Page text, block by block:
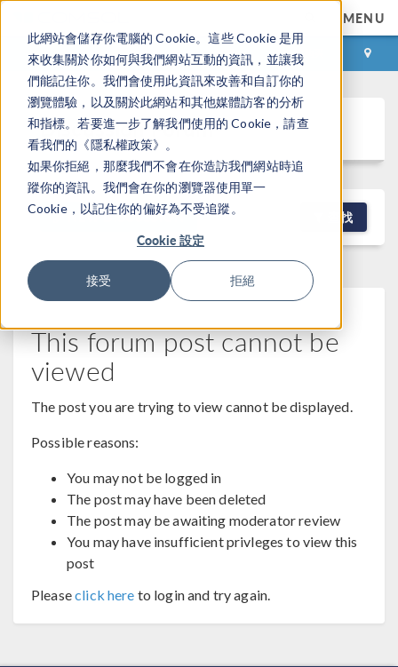
此網站會儲存你電腦的 Cookie。這些 Cookie 是用
來收集關於你如何與我們網站互動的資訊，並讓我
們能記住你。我們會使用此資訊來改善和自訂你的
瀏覽體驗，以及關於此網站和其他媒體訪客的分析
和指標。若要進一步了解我們使用的 Cookie，請查
看我們的《隱私權政策》。
如果你拒絕，那麼我們不會在你造訪我們網站時追
蹤你的資訊。我們會在你的瀏覽器使用單一
Cookie，以記住你的偏好為不受追蹤。
Cookie 設定
接受 拒絕
MENU
登录 咨询与购买
Discussion Forum
NEW DISCUSSION 查找
This forum post cannot be
viewed
The post you are trying to view cannot be displayed.
Possible reasons:
You may not be logged in
The post may have been deleted
The post may be awaiting moderator review
You may have insufficient privleges to view this
post
Pleaseclick here to login and try again.